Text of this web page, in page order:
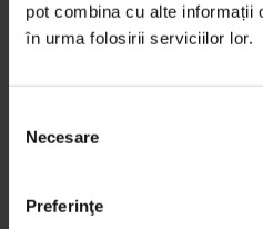
pot combina cu alte informații
în urma folosirii serviciilor lor.
Necesare
Preferinţe
DeDoR
Timp de citire: 7 minute